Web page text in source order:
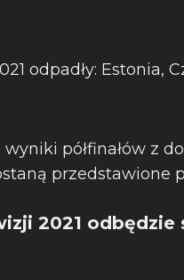
odpadły: Estonia,
wyniki półfinałów z
przedstawione
2021